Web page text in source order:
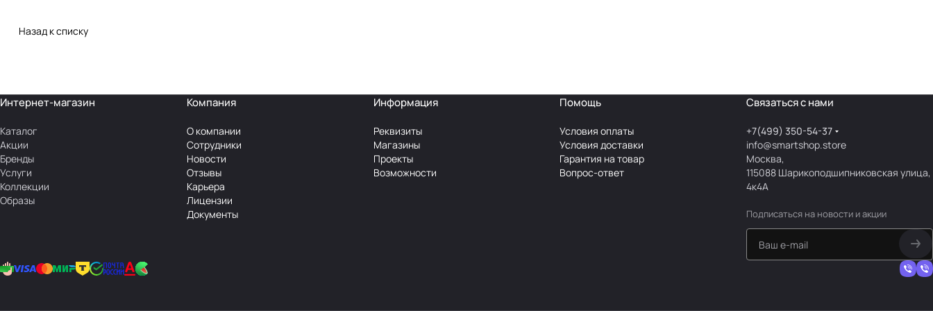
Назад к списку
Интернет-магазин
Каталог
Акции
Бренды
Услуги
Коллекции
Образы
Компания
О компании
Сотрудники
Новости
Отзывы
Карьера
Лицензии
Документы
Информация
Реквизиты
Магазины
Проекты
Возможности
Помощь
Условия оплаты
Условия доставки
Гарантия на товар
Вопрос-ответ
Связаться с нами
+7(499) 350-54-37
info@smartshop.store
Москва,
115088 Шарикоподшипниковская улица,
4к4А
Подписаться на новости и акции